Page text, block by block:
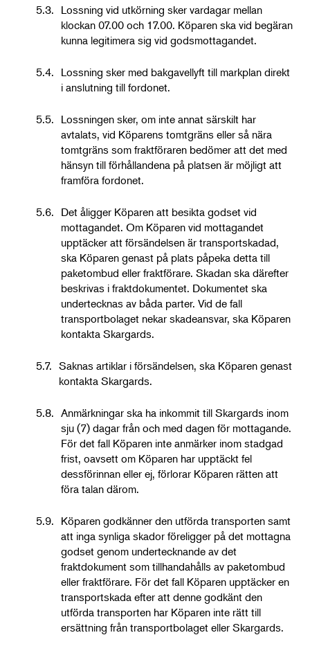
5.3. Lossning vid utkörning sker vardagar mellan
klockan 07.00 och 17.00. Köparen ska vid begäran
kunna legitimera sig vid godsmottagandet.
5.4. Lossning sker med bakgavellyft till markplan direkt
i anslutning till fordonet.
5.5. Lossningen sker, om inte annat särskilt har
avtalats, vid Köparens tomtgräns eller så nära
tomtgräns som fraktföraren bedömer att det med
hänsyn till förhållandena på platsen är möjligt att
framföra fordonet.
5.6. Det åligger Köparen att besikta godset vid
mottagandet. Om Köparen vid mottagandet
upptäcker att försändelsen är transportskadad,
ska Köparen genast på plats påpeka detta till
paketombud eller fraktförare. Skadan ska därefter
beskrivas i fraktdokumentet. Dokumentet ska
undertecknas av båda parter. Vid de fall
transportbolaget nekar skadeansvar, ska Köparen
kontakta Skargards.
5.7. Saknas artiklar i försändelsen, ska Köparen genast
kontakta Skargards.
5.8. Anmärkningar ska ha inkommit till Skargards inom
sju (7) dagar från och med dagen för mottagande.
För det fall Köparen inte anmärker inom stadgad
frist, oavsett om Köparen har upptäckt fel
dessförinnan eller ej, förlorar Köparen rätten att
föra talan därom.
5.9. Köparen godkänner den utförda transporten samt
att inga synliga skador föreligger på det mottagna
godset genom undertecknande av det
fraktdokument som tillhandahålls av paketombud
eller fraktförare. För det fall Köparen upptäcker en
transportskada efter att denne godkänt den
utförda transporten har Köparen inte rätt till
ersättning från transportbolaget eller Skargards.